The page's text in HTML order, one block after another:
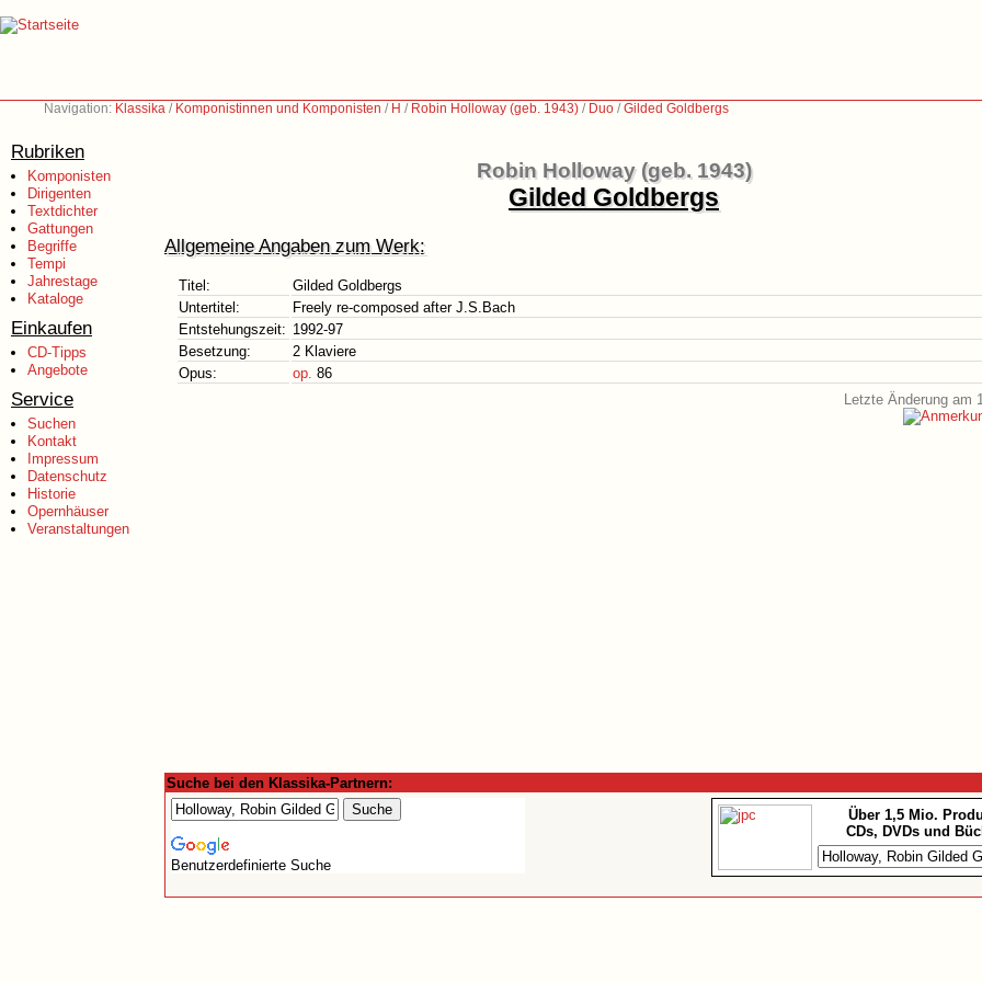
Navigation: Klassika / Komponistinnen und Komponisten / H / Robin Holloway (geb. 1943) / Duo /Gilded Goldbergs
Rubriken
Komponisten
Dirigenten
Textdichter
Gattungen
Begriffe
Tempi
Jahrestage
Kataloge
Einkaufen
CD-Tipps
Angebote
Service
Suchen
Kontakt
Impressum
Datenschutz
Historie
Opernhäuser
Veranstaltungen
Robin Holloway (geb. 1943)
Gilded Goldbergs
Allgemeine Angaben zum Werk:
Titel:
Gilded Goldbergs
Untertitel:
Freely re-composed after J.S.Bach
Entstehungszeit: 1992-97
Besetzung:
2 Klaviere
Opus:
op. 86
Letzte Änderung am
Suche bei den Klassika-Partnern:
Benutzerdefinierte Suche
Über 1,5 Mio.
CDs, DVDs und